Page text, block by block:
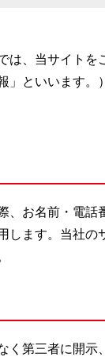
、当サイト
といいます
お名前・電
ます。当社
第三者に開